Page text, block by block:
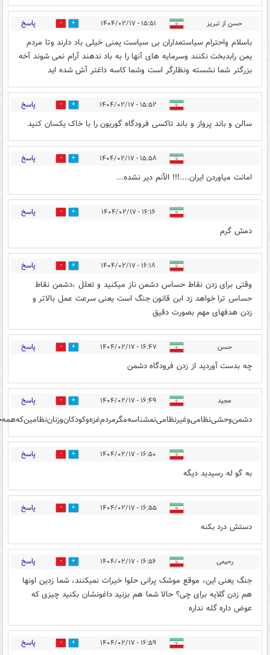
حسن از تبریز ۱۵:۵۱ - ۱۴۰۴/۰۲/۱۷ 7 پاسخ
باسلام واحترام سیاستمداران بی سیاست یمنی خیلی باد دارند وتا مردم
یمن رابدبخت نکنند وسرمایه های آنها را به باد ندهند آرام نمی شوند آخه
بزرگتر شما نشسته ونظارگر است وشما کاسه داغتر آش شده اید
۱۵:۵۲ - ۱۴۰۴/۰۲/۱۷ 3 پاسخ
سالن و باند پرواز و باند تاکسی فرودگاه گوریون را با خاک یکسان کنید
۱۵:۵۸ - ۱۴۰۴/۰۲/۱۷ 4 پاسخ
امانت میاوردن ایران....!!! الآنم دیر نشده...
۱۶:۱۶ - ۱۴۰۴/۰۲/۱۷ 3 پاسخ
دمش گرم
۱۶:۱۸ - ۱۴۰۴/۰۲/۱۷ 5 پاسخ
وقتی برای زدن نقاط حساس دشمن ناز میکنید و تعلل ،دشمن نقاط
حساس ترا خواهد زد ابن قانون جنگ است یعنی سرعت عمل بالاتر و
زدن هدفهای مهم بصورت دقیق
حسن ۱۶:۴۷ - ۱۴۰۴/۰۲/۱۷ 5 پاسخ
چه بدست آوردید از زدن فرودگاه دشمن
مجید ۱۶:۴۹ - ۱۴۰۴/۰۲/۱۷ 0 پاسخ
۱۶:۵۰ - ۱۴۰۴/۰۲/۱۷ 2 پاسخ
به گو له رسیدید دیگه
۱۶:۵۵ - ۱۴۰۴/۰۲/۱۷ 1 پاسخ
دستش درد بکنه
رحیمی ۱۶:۵۶ - ۱۴۰۴/۰۲/۱۷ 5 پاسخ
جنگ یعنی این، موقع موشک پرانی حلوا خیرات نمیکنند، شما زدین اونها
هم زدن گلایه برای چی؟ حالا شما هم بزنید داغونشان بکنید چیزی که
عوض داره گله نداره
۱۶:۵۹ - ۱۴۰۴/۰۲/۱۷ 1 پاسخ